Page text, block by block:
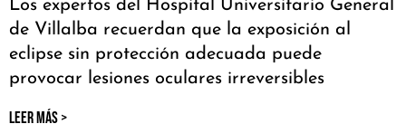
Los expertos del Hospital Universitario General
de Villalba recuerdan que la exposición al
eclipse sin protección adecuada puede
provocar lesiones oculares irreversibles
LEER MÁS >